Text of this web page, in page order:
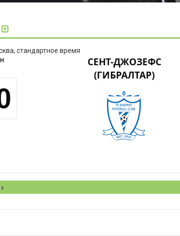
стандартное время
СЕНТ-ДЖОЗЕФС
(ГИБРАЛТАР)